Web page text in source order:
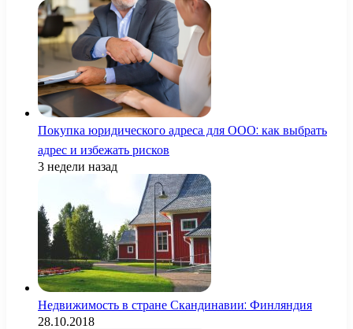
Покупка юридического адреса для ООО: как выбрать
адрес и избежать рисков
3 недели назад
Недвижимость в стране Скандинавии: Финляндия
28.10.2018